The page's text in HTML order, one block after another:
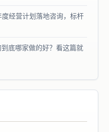
经营计划落地咨询，标杆
底哪家做的好？看这篇就